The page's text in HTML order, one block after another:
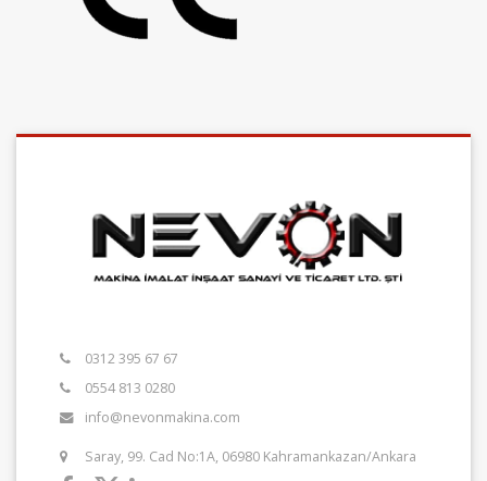
0312 395 67 67
0554 813 0280
info@nevonmakina.com
Saray, 99. Cad No:1A, 06980 Kahramankazan/Ankara